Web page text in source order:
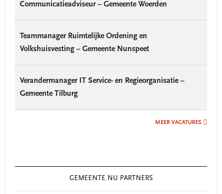
Communicatieadviseur – Gemeente Woerden
Teammanager Ruimtelijke Ordening en
Volkshuisvesting – Gemeente Nunspeet
Verandermanager IT Service- en Regieorganisatie –
Gemeente Tilburg
MEER VACATURES
GEMEENTE.NU PARTNERS